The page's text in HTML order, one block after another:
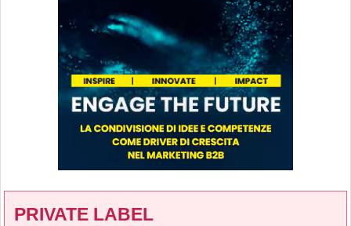
PRIVATE LABEL